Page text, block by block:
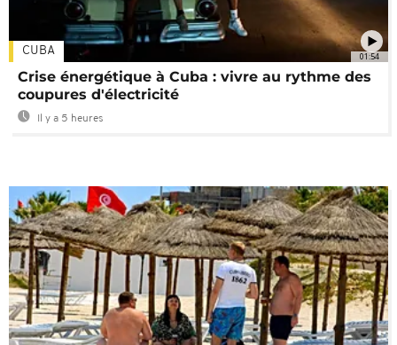
01:54
CUBA
Crise énergétique à Cuba : vivre au rythme des
coupures d'électricité
Il y a 5 heures